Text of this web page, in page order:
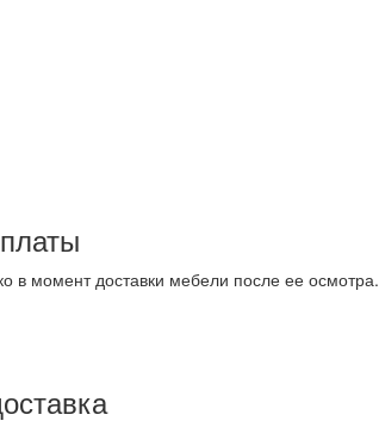
в момент доставки мебели после ее осмотра.